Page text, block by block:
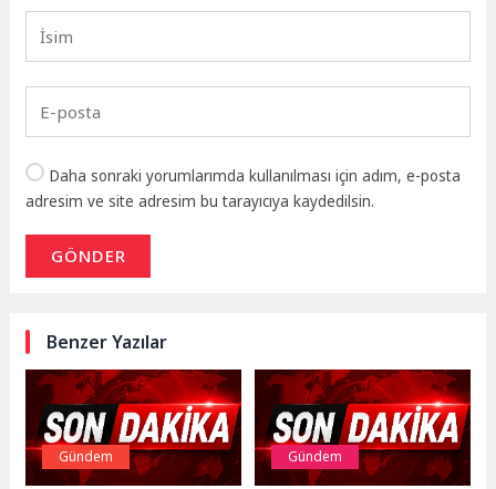
Daha sonraki yorumlarımda kullanılması için adım, e-posta
adresim ve site adresim bu tarayıcıya kaydedilsin.
GÖNDER
Benzer Yazılar
Gündem Gündem